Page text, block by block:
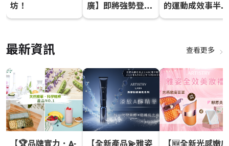
坊！
廣】即將強勢登
場！
的運動成效事半功
倍 | XS運動營養系
最新資訊 查看更多
【🏆品牌實力．A-
【全新產品💫雅姿
【🆕全新光感嫩膚